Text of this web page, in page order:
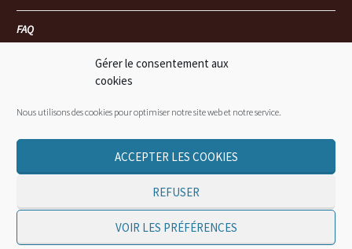
Gérer le consentement aux
cookies
Nous utilisons des cookies pour optimiser notre site web et notre service.
ACCEPTER LES COOKIES
REFUSER
VOIR LES PRÉFÉRENCES
FAQ
Seoul heartbreakers
© JORDANE CASSIDY / NUANCE WEB - 2015-2025